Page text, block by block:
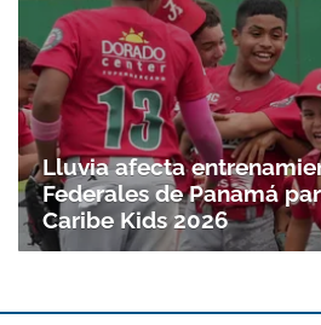
Gracias por suscribirte a
Lluvia afecta
Federales de Panamá
Caribe Kids 2026